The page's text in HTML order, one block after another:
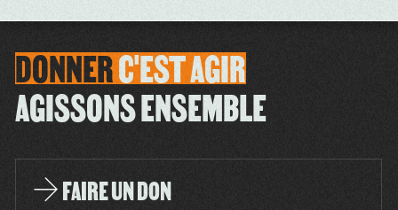
DONNERC'ESTAGIR
AGISSONS ENSEMBLE
FAIRE UN DON